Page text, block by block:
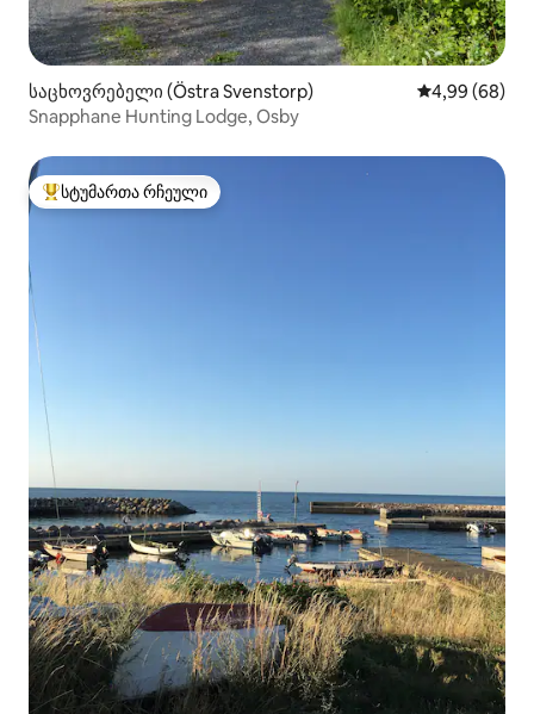
საცხოვრებელი (Östra Svenstorp) საშუალო
4,99 (68)
Snapphane Hunting Lodge, Osby
სტუმართა რჩეული მოწინავე ვარიანტი
სტუმართა რჩეული